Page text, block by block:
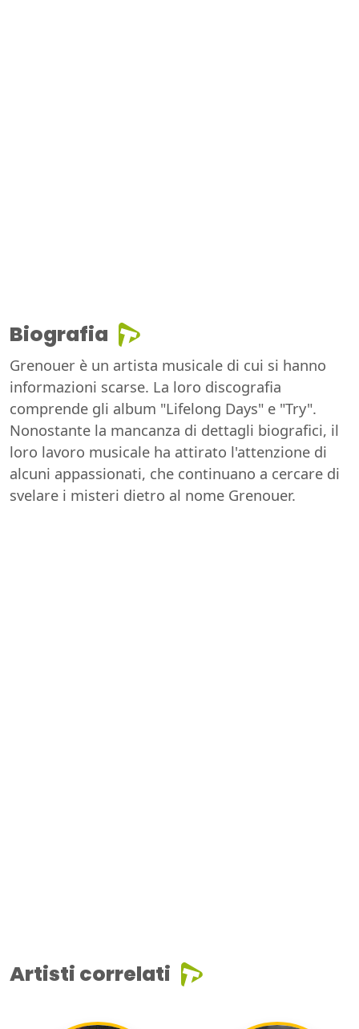
Biografia
Grenouer è un artista musicale di cui si hanno
informazioni scarse. La loro discografia
comprende gli album "Lifelong Days" e "Try".
Nonostante la mancanza di dettagli biografici, il
loro lavoro musicale ha attirato l'attenzione di
alcuni appassionati, che continuano a cercare di
svelare i misteri dietro al nome Grenouer.
Artisti correlati